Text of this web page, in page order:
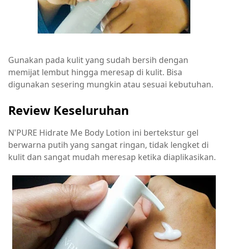
Gunakan pada kulit yang sudah bersih dengan
memijat lembut hingga meresap di kulit. Bisa
digunakan sesering mungkin atau sesuai kebutuhan.
Review Keseluruhan
N'PURE Hidrate Me Body Lotion ini bertekstur gel
berwarna putih yang sangat ringan, tidak lengket di
kulit dan sangat mudah meresap ketika diaplikasikan.